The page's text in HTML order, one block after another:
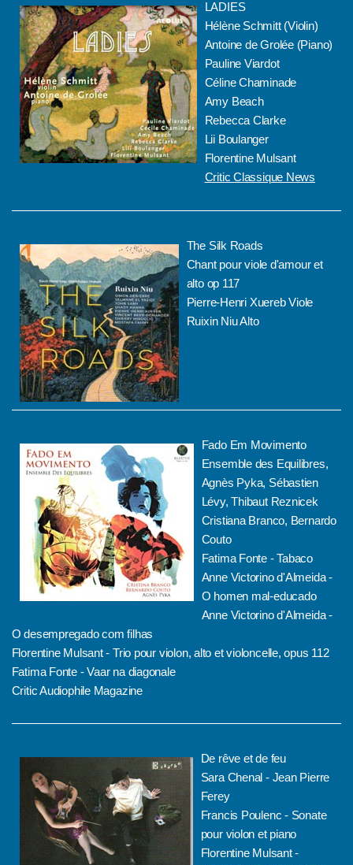
LADIES
Hélène Schmitt (Violin)
Antoine de Grolée (Piano)
Pauline Viardot
Céline Chaminade
Amy Beach
Rebecca Clarke
Lii Boulanger
Florentine Mulsant
Critic Classique News
The Silk Roads
Chant pour viole d'amour et
alto op 117
Pierre-Henri Xuereb Viole
Ruixin Niu Alto
Fado Em Movimento
Ensemble des Equilibres,
Agnès Pyka, Sébastien
Lévy, Thibaut Reznicek
Cristiana Branco, Bernardo
Couto
Fatima Fonte - Tabaco
Anne Victorino d'Almeida -
O homen mal-educado
Anne Victorino d'Almeida -
O desempregado com filhas
Florentine Mulsant - Trio pour violon, alto et violoncelle, opus 112
Fatima Fonte - Vaar na diagonale
Critic Audiophile Magazine
De rêve et de feu
Sara Chenal - Jean Pierre
Ferey
Francis Poulenc - Sonate
pour violon et piano
Florentine Mulsant -